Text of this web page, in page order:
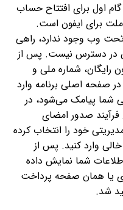
اول برای افتتاح حساب
ملت برای ایفون است.
وب وجود ندارد، راهی
در دسترس نیست. پس از
رایگان، شماره ملی و
در صفحه اصلی برنامه وارد
شما پیامک می‌شود، در
فرآیند صدور امضای
خود را انتخاب کرده
وارد کنید. پس از
شما نمایش داده
یا همان صفحه پرداخت
شد.